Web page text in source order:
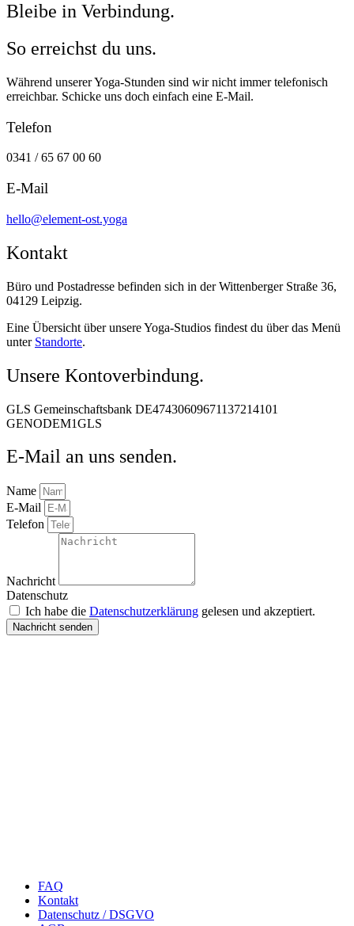
Bleibe in Verbindung.
So erreichst du uns.
Während unserer Yoga-Stunden sind wir nicht immer telefonisch
erreichbar. Schicke uns doch einfach eine E-Mail.
Telefon
0341 / 65 67 00 60
E-Mail
hello@element-ost.yoga
Kontakt
Büro und Postadresse befinden sich in der Wittenberger Straße 36,
04129 Leipzig.
Eine Übersicht über unsere Yoga-Studios findest du über das Menü
unter Standorte.
Unsere Kontoverbindung.
GLS Gemeinschaftsbank DE47430609671137214101
GENODEM1GLS
E-Mail an uns senden.
Name
E-Mail
Telefon
Nachricht
Datenschutz
Ich habe die Datenschutzerklärung gelesen und akzeptiert.
Nachricht senden
FAQ
Kontakt
Datenschutz / DSGVO